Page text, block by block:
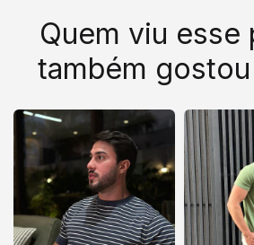
Quem viu esse
também